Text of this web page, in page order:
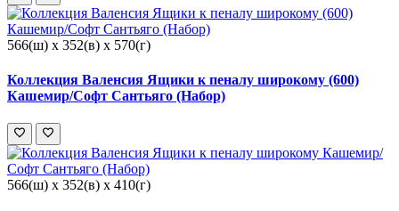
566(ш) x 352(в) x 570(г)
Коллекция Валенсия Ящики к пеналу широкому (600)
Кашемир/Софт Сантьяго (Набор)
566(ш) x 352(в) x 410(г)